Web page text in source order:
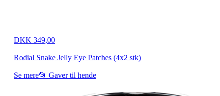
DKK 349,00
Rodial Snake Jelly Eye Patches (4x2 stk)
Se mere📂 Gaver til hende